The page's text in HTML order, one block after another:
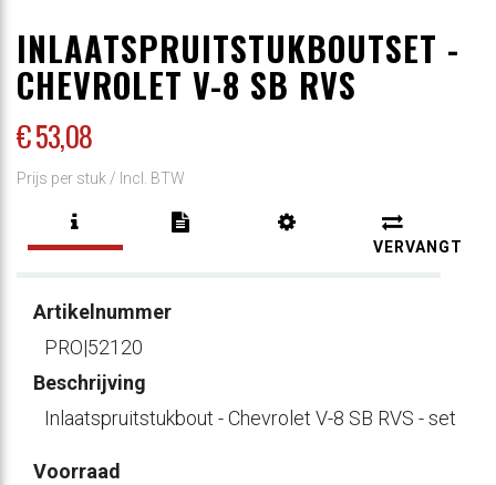
INLAATSPRUITSTUKBOUTSET -
CHEVROLET V-8 SB RVS
€ 53,08
Prijs per stuk / Incl. BTW
VERVANGT
Artikelnummer
PRO|52120
Beschrijving
Inlaatspruitstukbout - Chevrolet V-8 SB RVS - set
Voorraad